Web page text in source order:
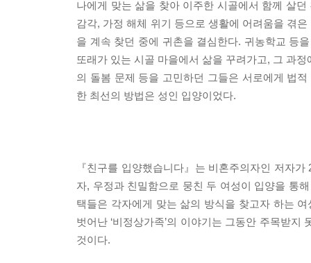
나에게 맞는 삶을 찾아 이주한 시골에서 함께 살
감각, 가정 해체 위기 등으로 생활에 어려움을 겪
을 계속 찾던 중에 귀촌을 결심한다. 귀농학교 등
또래가 있는 시골 마을에서 삶을 꾸려가고, 그 과
의 돌봄 문제 등을 고민하던 그들은 서로에게 법
한 최선의 방법은 성인 입양이었다.
『친구를 입양했습니다』는 비혼주의자인 저자
자, 우정과 친밀함으로 뭉친 두 여성이 입양을 통
택들은 각자에게 맞는 삶의 방식을 찾고자 하는
벗어난 ‘비정상가족’의 이야기는 그동안 주목받
것이다.